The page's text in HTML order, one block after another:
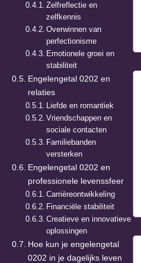
Zelfreflectie en
zelfkennis
Overwinnen van
perfectionisme
Emotionele groei en
stabiliteit
Engelengetal 0202 en
relaties
Liefde en romantiek
Vriendschappen en
sociale contacten
Familiebanden
versterken
Engelengetal 0202 en
professionele levenssfeer
Carrièreontwikkeling
Financiële stabiliteit
Creatieve en innovatieve
oplossingen
Hoe kun je engelengetal
0202 in je dagelijks leven